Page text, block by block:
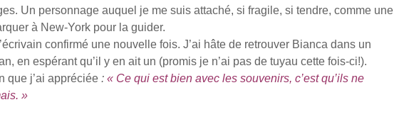
Un personnage auquel je me suis attaché, si fragile, si tendre, comme une
à New-York pour la guider.
confirmé une nouvelle fois. J’ai hâte de retrouver Bianca dans un
en espérant qu’il y en ait un (promis je n’ai pas de tuyau cette fois-ci!).
j’ai appréciée : « Ce qui est bien avec les souvenirs, c’est qu’ils ne
»